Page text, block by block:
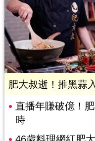
肥大叔逝！推黑蒜
直播年賺破億！
時